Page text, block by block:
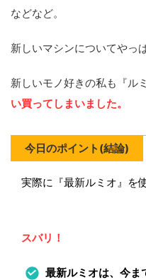
などなど。
新しいマシンについてやっ
新しいモノ好きの私も『ル
い買ってしまいました。
今日のポイント(結論)
実際に『最新ルミオ』を
スバリ！
最新ルミオは、今ま